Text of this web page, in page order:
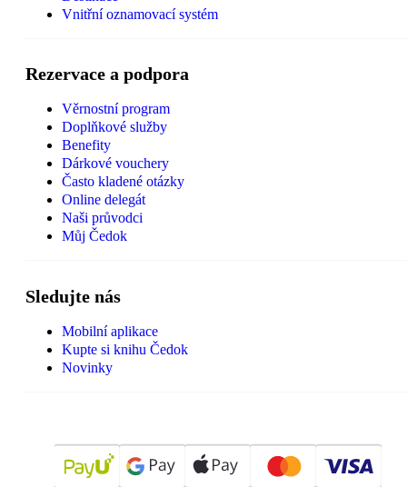
Vnitřní oznamovací systém
Rezervace a podpora
Věrnostní program
Doplňkové služby
Benefity
Dárkové vouchery
Často kladené otázky
Online delegát
Naši průvodci
Můj Čedok
Sledujte nás
Mobilní aplikace
Kupte si knihu Čedok
Novinky